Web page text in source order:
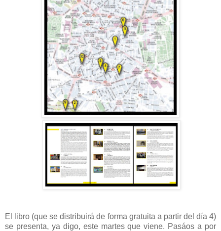
El libro (que se distribuirá de forma gratuita a partir del día 4)
se presenta, ya digo, este martes que viene. Pasáos a por